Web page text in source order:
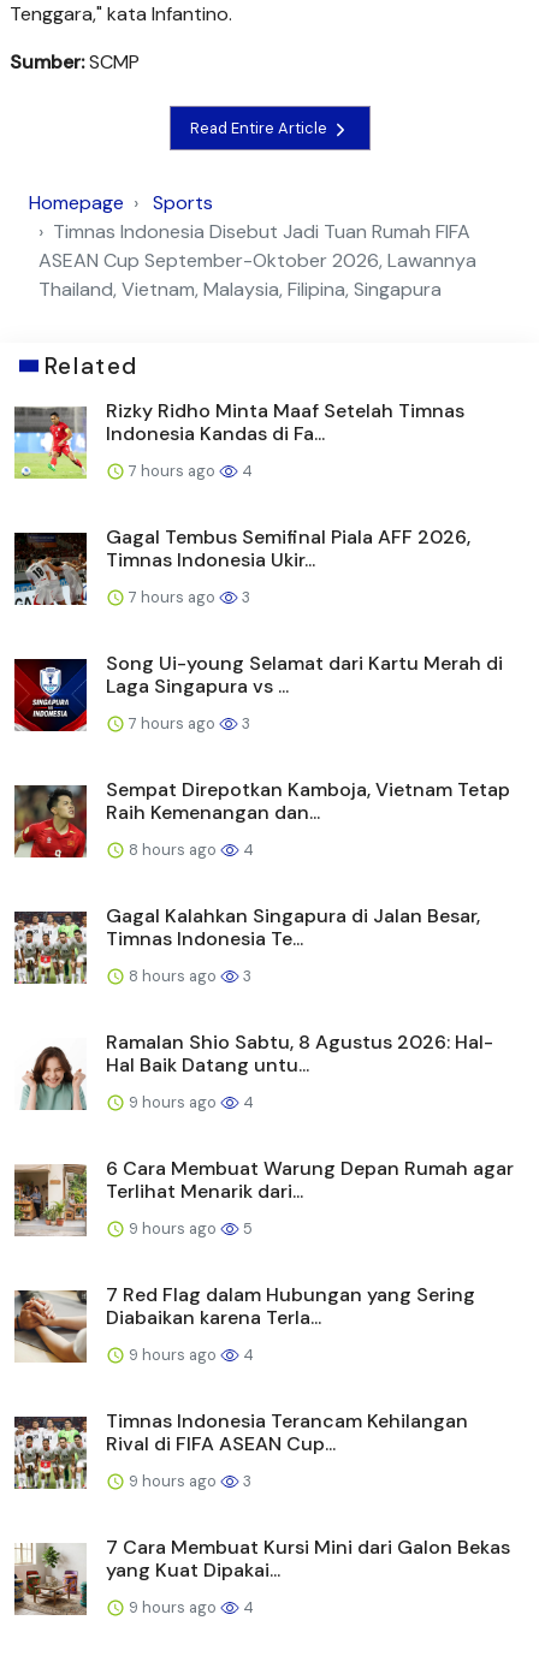
Tenggara," kata Infantino.
Sumber:SCMP
Read Entire Article
Homepage
Sports
Timnas Indonesia Disebut Jadi Tuan Rumah FIFA
ASEAN Cup September-Oktober 2026, Lawannya
Thailand, Vietnam, Malaysia, Filipina, Singapura
Related
Rizky Ridho Minta Maaf Setelah Timnas
Indonesia Kandas di Fa...
7 hours ago 4
Gagal Tembus Semifinal Piala AFF 2026,
Timnas Indonesia Ukir...
7 hours ago 3
Song Ui-young Selamat dari Kartu Merah di
Laga Singapura vs ...
7 hours ago 3
Sempat Direpotkan Kamboja, Vietnam Tetap
Raih Kemenangan dan...
8 hours ago 4
Gagal Kalahkan Singapura di Jalan Besar,
Timnas Indonesia Te...
8 hours ago 3
Ramalan Shio Sabtu, 8 Agustus 2026: Hal-
Hal Baik Datang untu...
9 hours ago 4
6 Cara Membuat Warung Depan Rumah agar
Terlihat Menarik dari...
9 hours ago 5
7 Red Flag dalam Hubungan yang Sering
Diabaikan karena Terla...
9 hours ago 4
Timnas Indonesia Terancam Kehilangan
Rival di FIFA ASEAN Cup...
9 hours ago 3
7 Cara Membuat Kursi Mini dari Galon Bekas
yang Kuat Dipakai...
9 hours ago 4